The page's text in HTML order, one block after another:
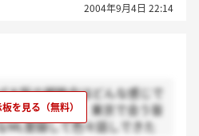
どんな事をしたのか教えてく
2004年9月4日 22:14
大阪の親睦会はどんな感じで
教えてねん。東京で会う皆
ML登録して色々話しできた